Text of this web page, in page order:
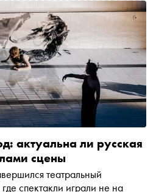
актуальна ли русская
сцены
театральный
спектакли играли не на